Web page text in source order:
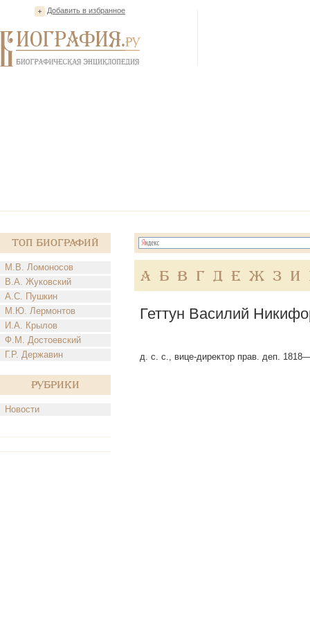
Добавить в избранное
Топ Биографий
М.В. Ломоносов
В.А. Жуковский
А.С. Пушкин
М.Ю. Лермонтов
И.А. Крылов
Ф.М. Достоевский
Г.Р. Державин
Рубрики
Новости
А Б В Г Д Е Ж З И
Геттун Василий
д. с. с., вице-директор прав. деп.